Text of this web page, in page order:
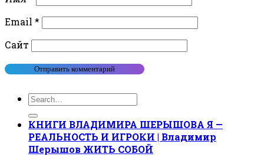
Email *
Сайт
КНИГИ ВЛАДИМИРА ШЕРЫШОВА Я —
РЕАЛЬНОСТЬ И ИГРОКИ | Владимир
Шерышов ЖИТЬ СОБОЙ